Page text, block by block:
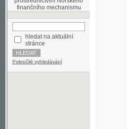
hledat na aktuální
stránce
Pokročilé vyhledávání